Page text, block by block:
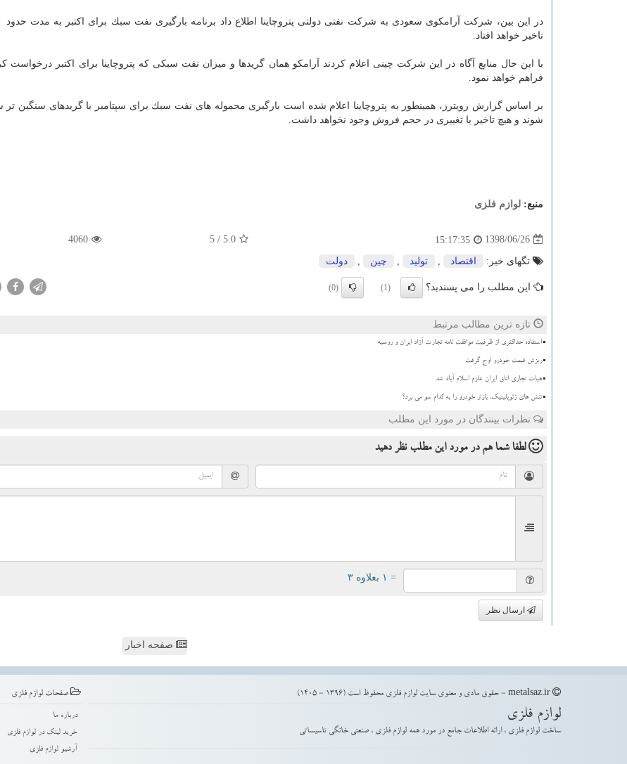
تاخیر خواهد افتاد.
با این حال منابع آگاه در این شركت چینی اعلام كردند آرامكو همان گریدها و میزان نفت سبكی كه پتروچاینا برای اكتبر درخواست
فراهم خواهد نمود.
بر اساس گزارش رویترز، همینطور به پتروچاینا اعلام شده است بارگیری محموله های نفت سبك برای سپتامبر با گریدهای سنگین
شوند و هیچ تاخیر یا تغییری در حجم فروش وجود نخواهد داشت.
منبع: لوازم فلزی
1398/06/26
15:17:35
5.0
/ 5
4060
تگهای خبر: اقتصاد تولید چین دولت
این مطلب را می پسندید؟ (1)
(0)
تازه ترین مطالب مرتبط
استفاده حداکثری از ظرفیت موافقت نامه تجارت آزاد ایران و روسیه
ریزش قیمت خودرو اوج گرفت
هیات تجاری اتاق ایران عازم اسلام آباد شد
تنش های ژئوپلیتیک، بازار خودرو را به کدام سو می برد؟
نظرات بینندگان در مورد این مطلب
لطفا شما همدر مورد این مطلب نظر دهید
= ۱ بعلاوه ۳
ارسال نظر
صفحه اخبار
لوازم فلزی
ساخت لوازم فلزی ، ارائه اطلاعات جامع در مورد همه لوازم فلزی ، صنعتی خانگی تاسیساتی
صفحات لوازم فلزی
درباره ما
خرید لینک در لوازم فلزی
آرشیو لوازم فلزی